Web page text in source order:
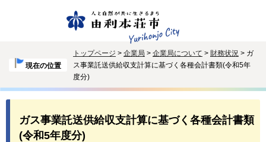
現在の位置
トップページ > 企業局 > 企業局について > 財務状況 > ガ
ス事業託送供給収支計算に基づく各種会計書類(令和5年
度分)
ガス事業託送供給収支計算に基づく各種会計書類
(令和5年度分)